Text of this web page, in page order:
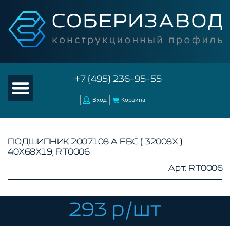
+7 (495) 236-95-55
Вход Корзина
КАТАЛОГ ТОВАРОВ
КОНСТРУКЦИОННЫЙ ПРОФИЛЬ
КОМПЛЕКТУЮЩИЕ К ЧПУ
АКСЕССУАРЫ ДЛЯ V-ПАЗА
ПОДШИПНИК 2007108 А FBC ( 32008X )
40Х68Х19, RT0006
Арт. RT0006
293 р/шт